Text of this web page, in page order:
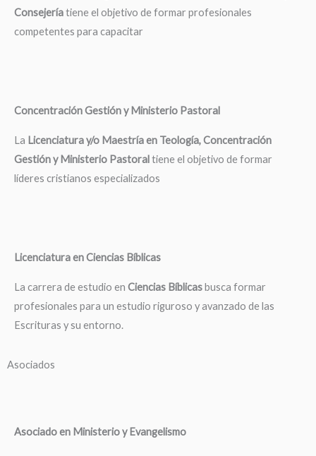
Consejeríatiene el objetivo de formar profesionales
competentes para capacitar
Concentración Gestión y Ministerio Pastoral
La Licenciatura y/o Maestría en Teología, Concentración
Gestión y Ministerio Pastoraltiene el objetivo de formar
líderes cristianos especializados
Licenciatura en Ciencias Bíblicas
La carrera de estudio en Ciencias Bíblicas busca formar
profesionales para un estudio riguroso y avanzado de las
Escrituras y su entorno.
Asociados
Asociado en Ministerio y Evangelismo